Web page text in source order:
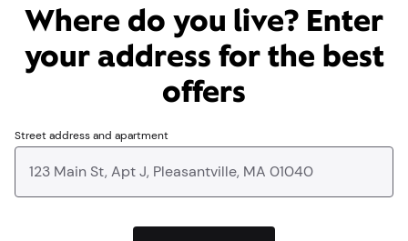
¿Dónde vives? Introduce
tu dirección para obtener
las mejores ofertas.
Dirección postal y apartamento